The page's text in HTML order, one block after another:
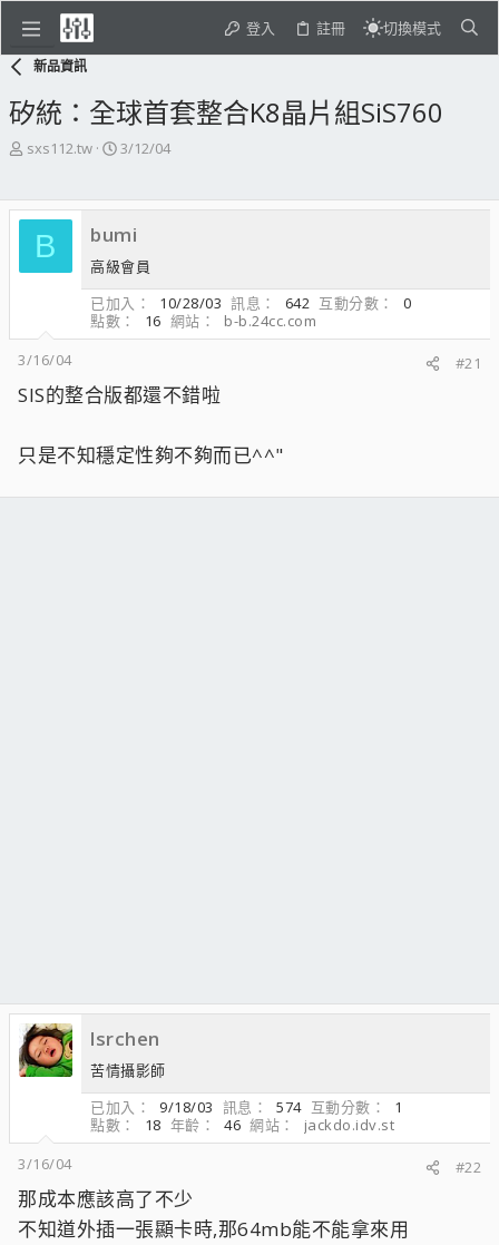
登入 註冊 切換模式
新品資訊
矽統：全球首套整合K8晶片組SiS760
主
起
人
sxs112.tw
開
期
3/12/04
B bumi
高級會員
已加入
10/28/03 訊息 642 互動分數
0
點數
16 網站
b-b.24cc.com
3/16/04
#21
SIS的整合版都還不錯啦
只是不知穩定性夠不夠而已^^"
lsrchen
苦情攝影師
已加入
9/18/03 訊息 574 互動分數
1
點數
18 年齡 46 網站
jackdo.idv.st
3/16/04
#22
那成本應該高了不少
不知道外插一張顯卡時,那64mb能不能拿來用